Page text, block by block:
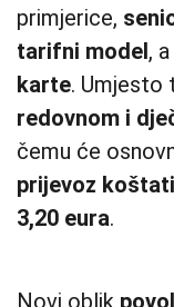
primjerice,
tarifni model, a
karte. Umjesto
redovnom i
čemu će
prijevoz
3,20 eura.
Novi oblik